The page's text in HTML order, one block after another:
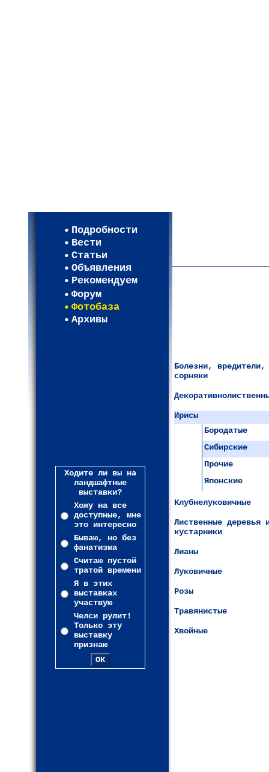
Подробности
Вести
Статьи
Объявления
Рекомендуем
Форум
Фотобаза
Архивы
Ходите ли вы на
ландшафтные
выставки?
Хожу на все
доступные, мне
это интересно
Бываю, но без
фанатизма
Считаю пустой
тратой времени
Я в этих
выставках
участвую
Челси рулит!
Только эту
выставку
признаю
Болезни, вредители,
сорняки
Ирисы
Бородатые
Сибирские
Прочие
Японские
Клубнелуковичные
Лиственные деревья
кустарники
Лианы
Луковичные
Розы
Травянистые
Хвойные